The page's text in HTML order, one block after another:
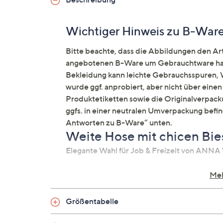
Wichtiger Hinweis zu B-
Bitte beachte, dass die Abbildungen den
angebotenen B-Ware um Gebrauchtware
Bekleidung kann leichte
wurde ggf. anprobiert, aber nicht über
Produktetiketten sowie die
ggfs. in einer neutralen Umverpackung
Antworten zu B-Ware“ unten.
Weite Hose mit chicen
Elegante Wahl für Job & Freizeit von
Rundumdehnbund
Größentabelle